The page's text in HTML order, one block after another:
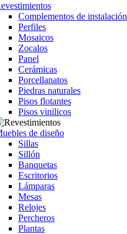
Complementos de instalación
Perfiles
Mosaicos
Zocalos
Panel
Cerámicas
Porcellanatos
Piedras naturales
Pisos flotantes
Pisos vinilicos
de diseño
Sillas
Sillón
Banquetas
Escritorios
Lámparas
Mesas
Relojes
Percheros
Plantas